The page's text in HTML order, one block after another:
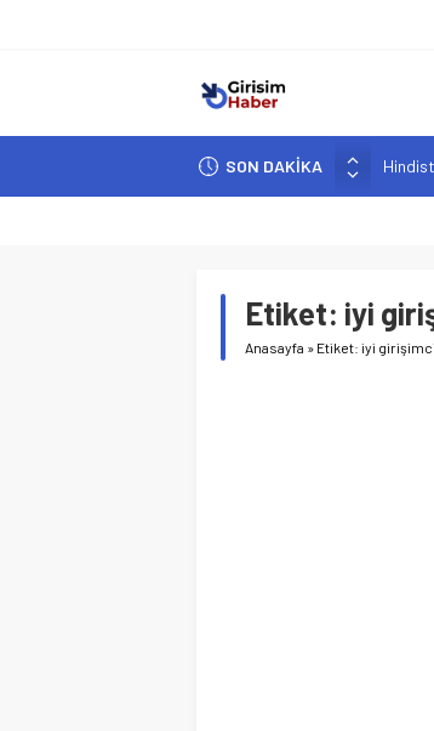
SON DAKİKA
Yapay
Etiket: iyi
Anasayfa » Etiket: iyi